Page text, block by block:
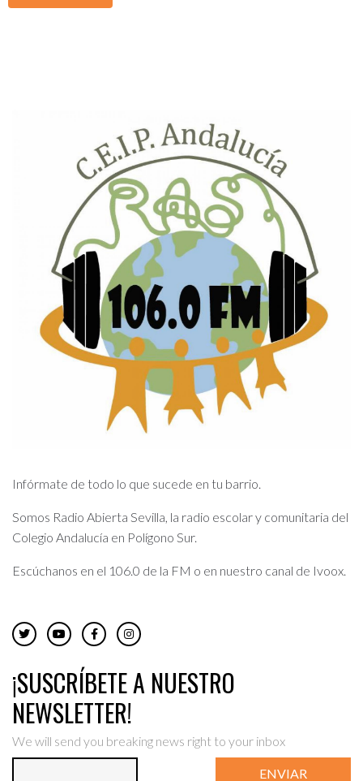
Infórmate de todo lo que sucede en tu barrio.
Somos Radio Abierta Sevilla, la radio escolar y comunitaria del
Colegio Andalucía en Polígono Sur.
Escúchanos en el 106.0 de la FM o en nuestro canal de Ivoox.
¡SUSCRÍBETE A NUESTRO
NEWSLETTER!
We will send you breaking news right to your inbox
ENVIAR